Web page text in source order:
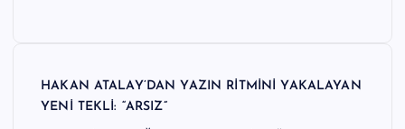
HAKAN ATALAY’DAN YAZIN RİTMİNİ YAKALAYAN
YENİ TEKLİ: “ARSIZ”